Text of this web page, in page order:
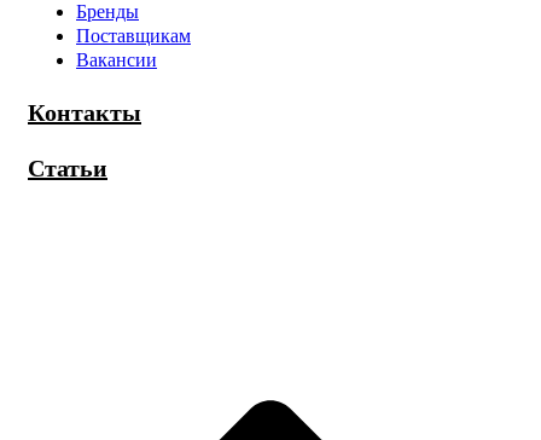
Бренды
Поставщикам
Вакансии
Контакты
Статьи